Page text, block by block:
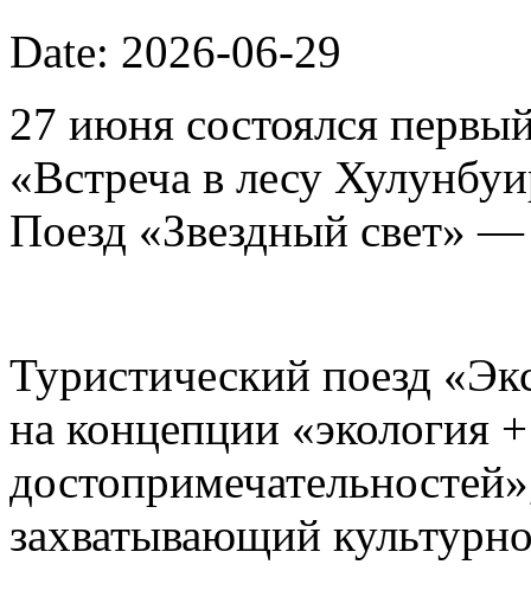
Date: 2026-06-29
27 июня состоялся
«Встреча в лесу
Поезд «Звездный свет»
Туристический поезд
на концепции «экология
захватывающий